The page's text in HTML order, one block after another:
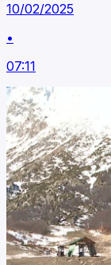
10/02/2025
•
07:11